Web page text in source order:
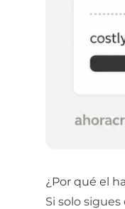
¿Por qué el
Si solo